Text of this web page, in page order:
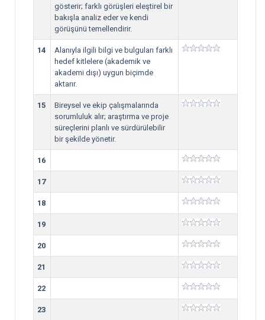
gösterir; farklı görüşleri eleştirel bir
bakışla analiz eder ve kendi
görüşünü temellendirir.
14
Alanıyla ilgili bilgi ve bulguları farklı
hedef kitlelere (akademik ve
akademi dışı) uygun biçimde
aktarır.
15
Bireysel ve ekip çalışmalarında
sorumluluk alır; araştırma ve proje
süreçlerini planlı ve sürdürülebilir
bir şekilde yönetir.
16
17
18
19
20
21
22
23